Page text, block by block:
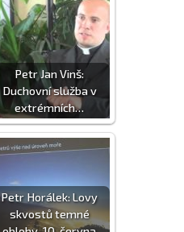
Petr Jan Vinš:
Duchovní služba v
extrémních…
Petr Horálek: Lovy
skvostů temné